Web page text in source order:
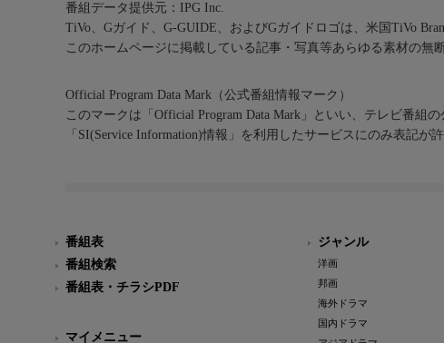
番組データ提供元：IPG Inc.
TiVo、Gガイド、G-GUIDE、およびGガイドロゴは、米国TiVo
このホームページに掲載している記事・写真等あらゆる素材の無
Official Program Data Mark（公式番組情報マーク）
このマークは「Official Program Data Mark」といい、テレビ番組
「SI(Service Information)情報」を利用したサービスにのみ表記が
番組表
番組検索
番組表・チラシPDF
マイメニュー
ジャンル
洋画
邦画
海外ドラマ
国内ドラマ